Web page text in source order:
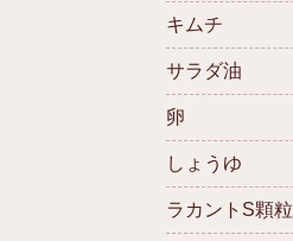
キムチ
サラダ油
卵
しょうゆ
ラカントS顆粒